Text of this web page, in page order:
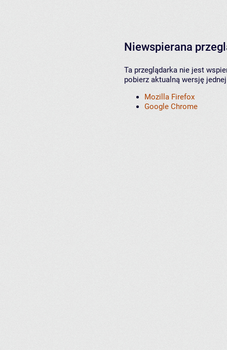
Niewspierana
Ta przeglądarka nie jest
pobierz aktualną wersję
Mozilla Firefox
Google Chrome